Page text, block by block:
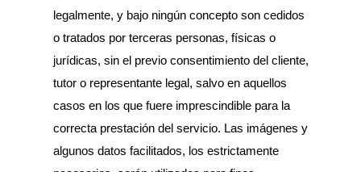
legalmente, y bajo ningún concepto son cedidos
o tratados por terceras personas, físicas o
jurídicas, sin el previo consentimiento del cliente,
tutor o representante legal, salvo en aquellos
casos en los que fuere imprescindible para la
correcta prestación del servicio. Las imágenes y
algunos datos facilitados, los estrictamente